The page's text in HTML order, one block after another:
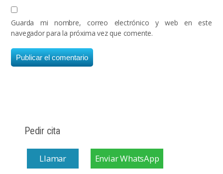
Guarda mi nombre, correo electrónico y web en este
navegador para la próxima vez que comente.
Pedir cita
Llamar Enviar WhatsApp